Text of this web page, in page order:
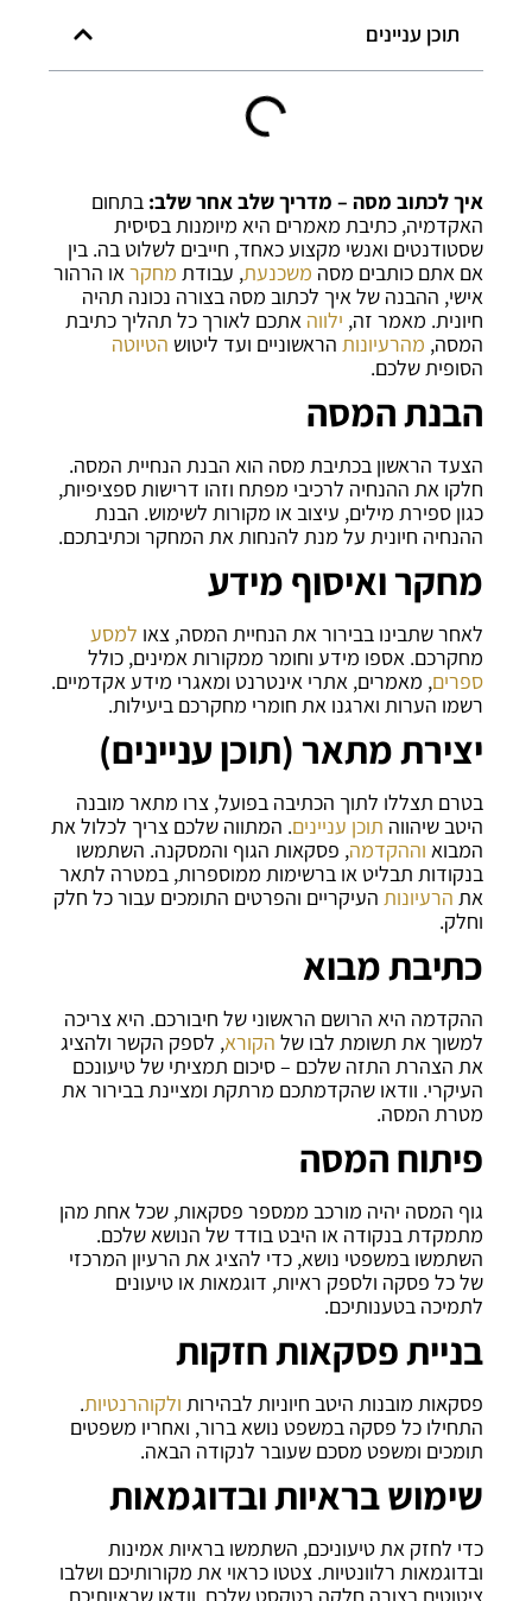
תוכן עניינים
איך לכתוב מסה – מדריך שלב אחר שלב:בתחום
האקדמיה, כתיבת מאמרים היא מיומנות בסיסית
שסטודנטים ואנשי מקצוע כאחד, חייבים לשלוט בה. בין
אם אתם כותבים מסה משכנעת, עבודת מחקראו הרהור
אישי, ההבנה של איך לכתוב מסה בצורה נכונה תהיה
חיונית. מאמר זה, ילווה אתכם לאורך כל תהליך כתיבת
המסה, מהרעיונות הראשוניים ועד ליטוש הטיוטה
הסופית שלכם.
הבנת המסה
הצעד הראשון בכתיבת מסה הוא הבנת הנחיית המסה.
חלקו את ההנחיה לרכיבי מפתח וזהו דרישות ספציפיות,
כגון ספירת מילים, עיצוב או מקורות לשימוש. הבנת
ההנחיה חיונית על מנת להנחות את המחקר וכתיבתכם.
מחקר ואיסוף מידע
לאחר שתבינו בבירור את הנחיית המסה, צאו למסע
מחקרכם. אספו מידע וחומר ממקורות אמינים, כולל
ספרים, מאמרים, אתרי אינטרנט ומאגרי מידע אקדמיים.
רשמו הערות וארגנו את חומרי מחקרכם ביעילות.
יצירת מתאר (תוכן עניינים)
בטרם תצללו לתוך הכתיבה בפועל, צרו מתאר מובנה
היטב שיהווה תוכן עניינים. המתווה שלכם צריך לכלול את
המבוא וההקדמה, פסקאות הגוף והמסקנה. השתמשו
בנקודות תבליט או ברשימות ממוספרות, במטרה לתאר
את הרעיונות העיקריים והפרטים התומכים עבור כל חלק
וחלק.
כתיבת מבוא
ההקדמה היא הרושם הראשוני של חיבורכם. היא צריכה
למשוך את תשומת לבו של הקורא, לספק הקשר ולהציג
את הצהרת התזה שלכם – סיכום תמציתי של טיעונכם
העיקרי. וודאו שהקדמתכם מרתקת ומציינת בבירור את
מטרת המסה.
פיתוח המסה
גוף המסה יהיה מורכב ממספר פסקאות, שכל אחת מהן
מתמקדת בנקודה או היבט בודד של הנושא שלכם.
השתמשו במשפטי נושא, כדי להציג את הרעיון המרכזי
של כל פסקה ולספק ראיות, דוגמאות או טיעונים
לתמיכה בטענותיכם.
בניית פסקאות חזקות
פסקאות מובנות היטב חיוניות לבהירות ולקוהרנטיות.
התחילו כל פסקה במשפט נושא ברור, ואחריו משפטים
תומכים ומשפט מסכם שעובר לנקודה הבאה.
שימוש בראיות ובדוגמאות
כדי לחזק את טיעוניכם, השתמשו בראיות אמינות
ובדוגמאות רלוונטיות. צטטו כראוי את מקורותיכם ושלבו